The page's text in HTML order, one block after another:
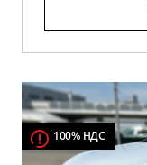
100% НДС